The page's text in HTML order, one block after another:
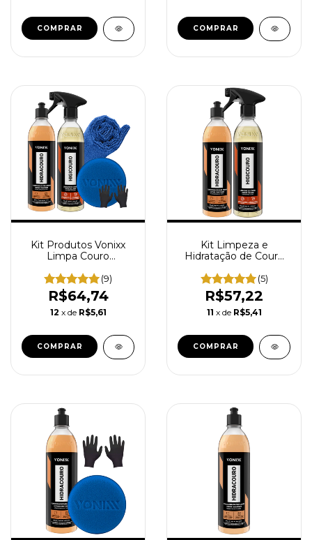
Kit Produtos Vonixx
Limpa Couro
Hidracouro Hidratante
Couro
(9)
R$64,74
12 x de R$5,61
Kit Limpeza e
Hidratação de Couro
Vonixx 500ml
(5)
R$57,22
11 x de R$5,41